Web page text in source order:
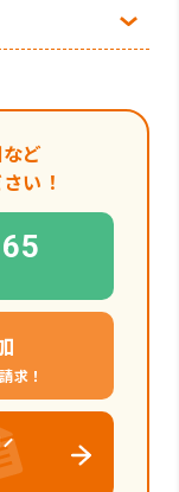
ど
い！
求！